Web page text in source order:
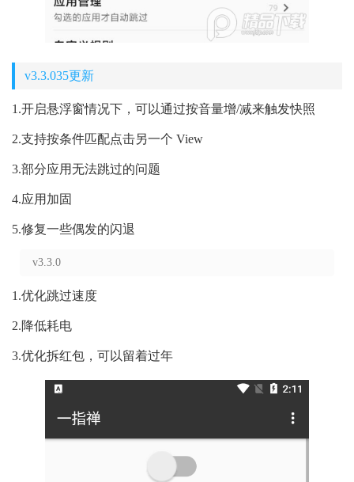
v3.3.035更新
1.开启悬浮窗情况下，可以通过按音量增/减来触发快照
2.支持按条件匹配点击另一个 View
3.部分应用无法跳过的问题
4.应用加固
5.修复一些偶发的闪退
v3.3.0
1.优化跳过速度
2.降低耗电
3.优化拆红包，可以留着过年